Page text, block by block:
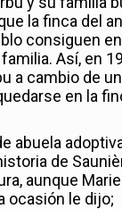
la finca del
consiguen
Así, en
a cambio de
en la
abuela
de
aunque
ocasión le dijo;